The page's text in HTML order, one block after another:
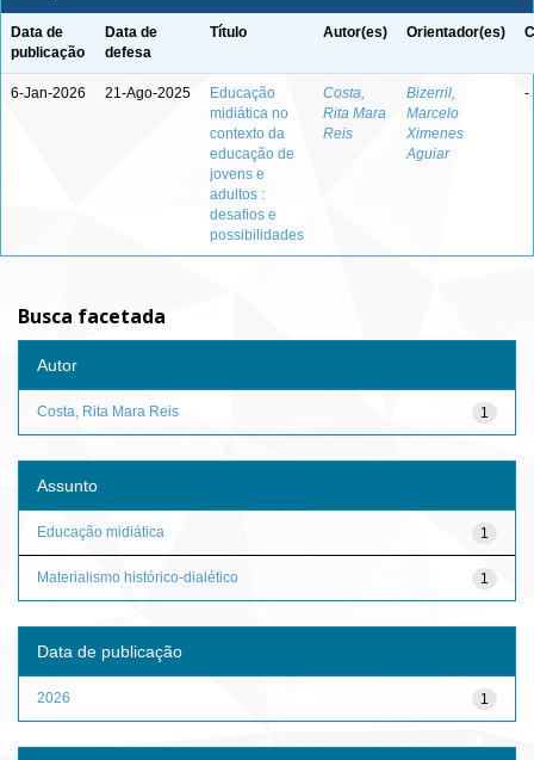
Data de
publicação
Data de
defesa
Título Autor(es) Orientador(es)
6-Jan-2026 21-Ago-2025
Educação
midiática no
contexto da
educação de
jovens e
adultos :
desafios e
possibilidades
Costa,
Rita Mara
Reis
Bizerril,
Marcelo
Ximenes
Aguiar
-
Busca facetada
Autor
1
Costa, Rita Mara Reis
Assunto
1
Educação midiática
1
Materialismo histórico-dialético
Data de publicação
1
2026